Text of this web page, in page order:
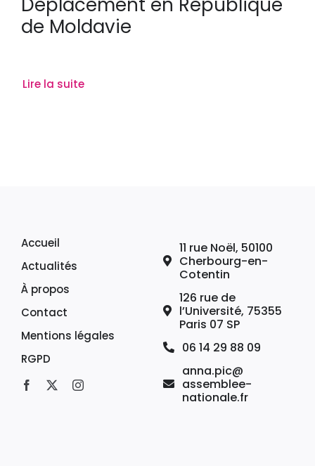
de Moldavie
Lire la suite
Accueil
Actualités
À propos
Contact
Mentions légales
RGPD
11 rue Noël, 50100
Cherbourg-en-
Cotentin
126 rue de
l’Université, 75355
Paris 07 SP
06 14 29 88 09
anna.pic@
assemblee-
nationale.fr